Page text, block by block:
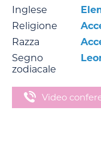
Inglese
Religione
Razza
Segno
zodiacale
Video